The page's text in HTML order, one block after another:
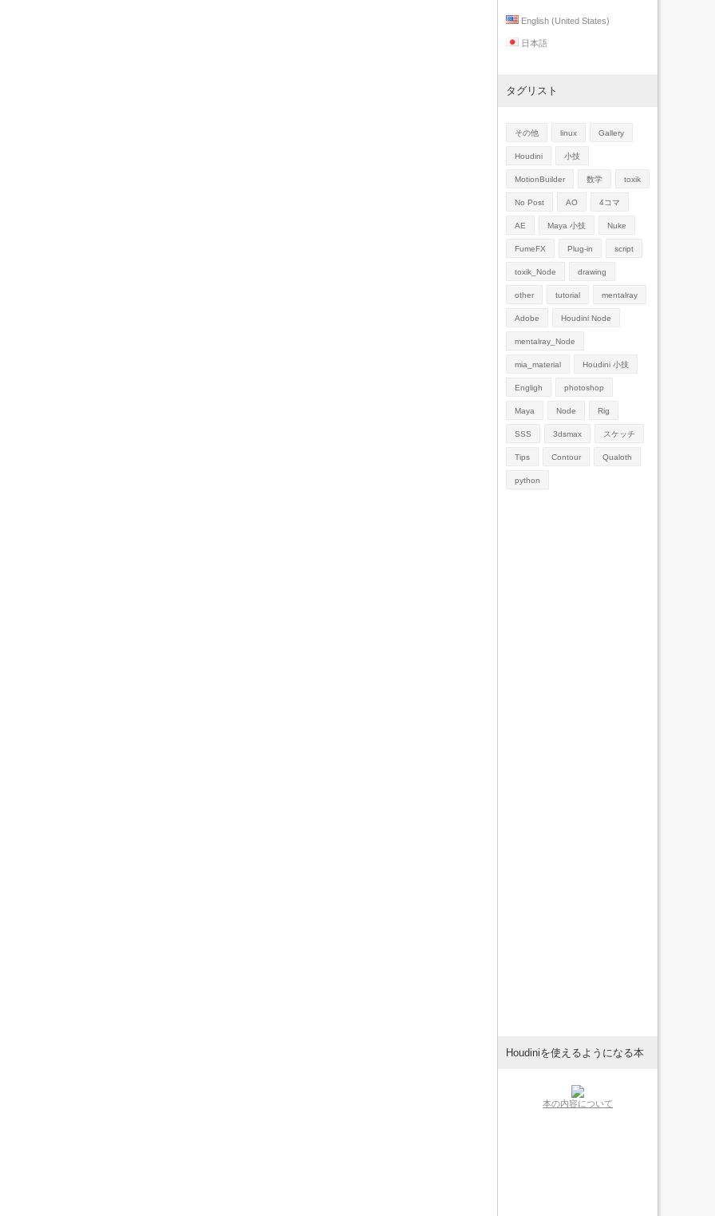
English (United States)
日本語
タグリスト
その他 linux Gallery
Houdini 小技
MotionBuilder 数学 toxik
No Post AO 4コマ
AE Maya 小技 Nuke
FumeFX Plug-in script
toxik_Node drawing
other tutorial mentalray
Adobe Houdini Node
mentalray_Node
mia_material Houdini 小技
Engligh photoshop
Maya Node Rig
SSS 3dsmax スケッチ
Tips Contour Qualoth
python
Houdiniを使えるようになる本
本の内容について